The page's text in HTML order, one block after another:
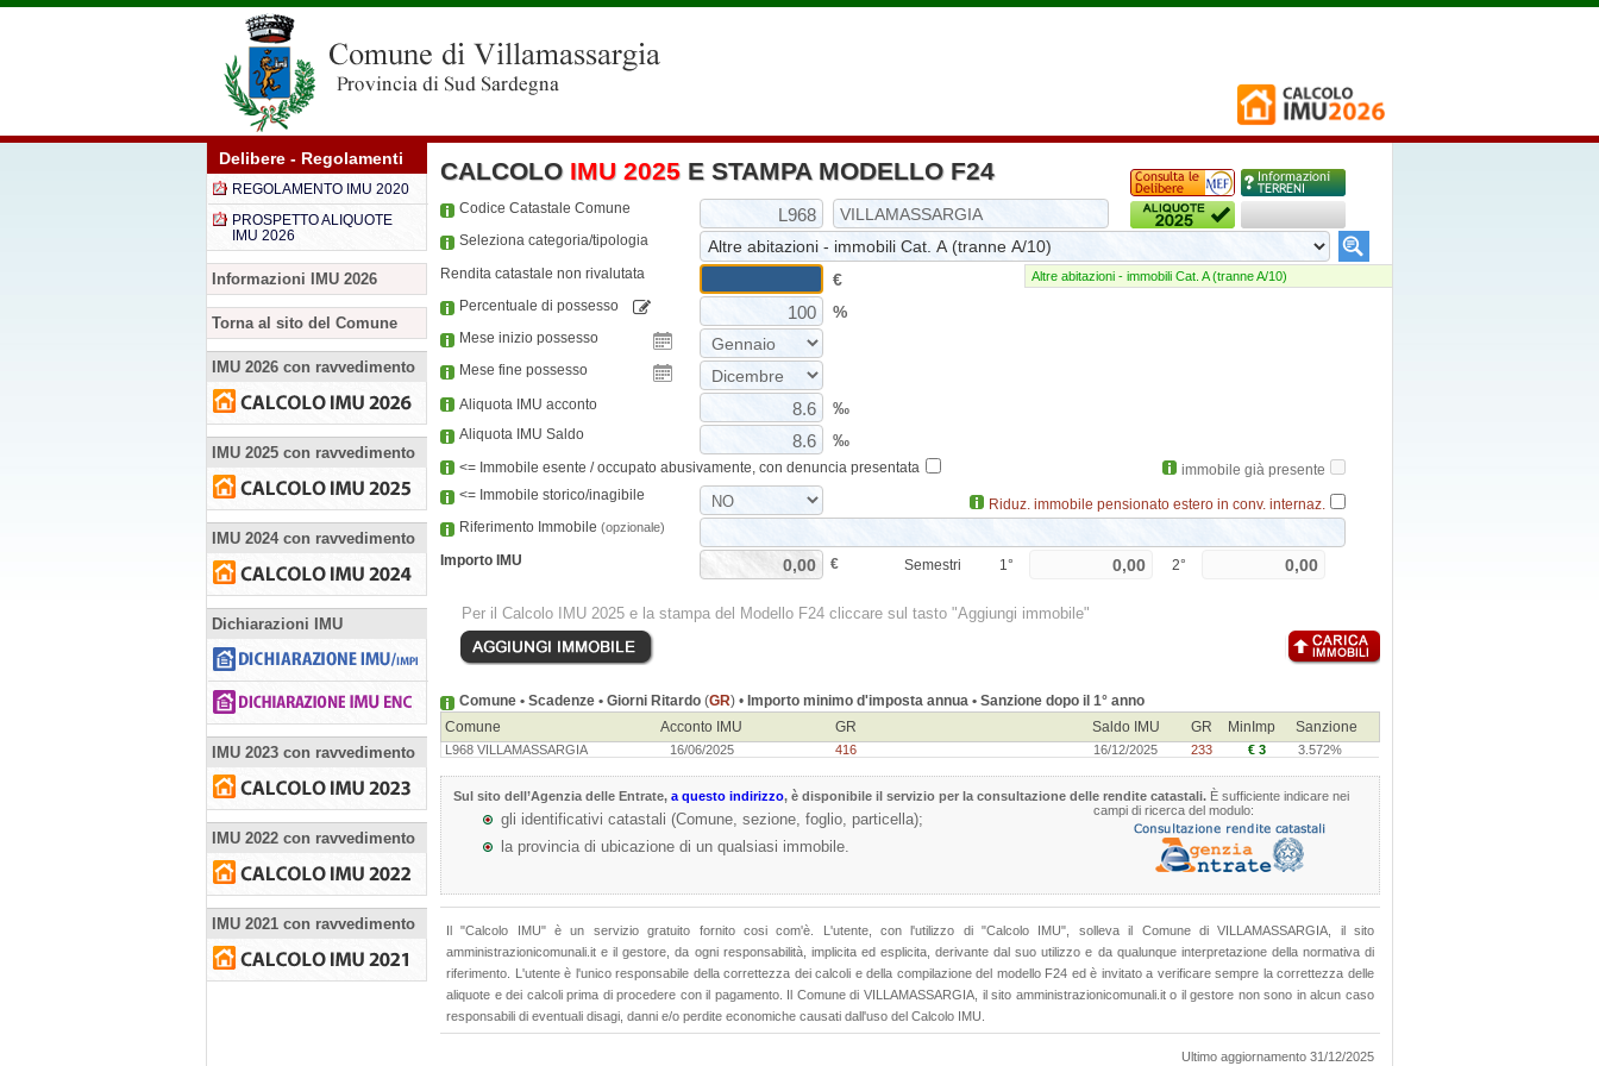
Delibere - Regolamenti
REGOLAMENTO IMU 2020
PROSPETTO ALIQUOTE
IMU 2026
Informazioni IMU 2026
Torna al sito del Comune
IMU 2026 con ravvedimento
IMU 2025 con ravvedimento
IMU 2024 con ravvedimento
Dichiarazioni IMU
IMU 2023 con ravvedimento
IMU 2022 con ravvedimento
IMU 2021 con ravvedimento
CALCOLO IMU 2025 E STAMPA MODELLO F24
Codice Catastale Comune
Seleziona categoria/tipologia
Altre abitazioni - immobili Cat. A (tranne A/10)
Rendita catastale non rivalutata €
Percentuale di possesso %
Mese inizio possesso
Mese fine possesso
Aliquota IMU acconto ‰
Aliquota IMU Saldo ‰
<= Immobile esente / occupato abusivamente, con denuncia presentata
immobile già presente
<= Immobile storico/inagibile
Riduz. immobile pensionato estero in conv. internaz.
Riferimento Immobile (opzionale)
Importo IMU € Semestri 1° 2°
Per il Calcolo IMU 2025 e la stampa del Modello F24 cliccare sul tasto "Aggiungi immobile"
Comune • Scadenze • Giorni Ritardo (GR) • Importo minimo d'imposta annua • Sanzione dopo il 1° anno
Comune
Acconto IMU GR Saldo IMU GR MinImp Sanzione
L968 VILLAMASSARGIA 16/06/2025 416 16/12/2025 233 € 3 3.572%
Sul sito dell’Agenzia delle Entrate, a questo indirizzo, è disponibile il servizio per la consultazione delle rendite catastali. È sufficiente indicare nei
campi di ricerca del modulo:
gli identificativi catastali (Comune, sezione, foglio, particella);
la provincia di ubicazione di un qualsiasi immobile.
Il "Calcolo IMU" è un servizio gratuito fornito cosi com'è. L'utente, con l'utilizzo di "Calcolo IMU", solleva il Comune di VILLAMASSARGIA, il sito
amministrazionicomunali.it e il gestore, da ogni responsabilità, implicita ed esplicita, derivante dal suo utilizzo e da qualunque interpretazione della normativa di
riferimento. L'utente è l'unico responsabile della correttezza dei calcoli e della compilazione del modello F24 ed è invitato a verificare sempre la correttezza delle
aliquote e dei calcoli prima di procedere con il pagamento. Il Comune di VILLAMASSARGIA, il sito amministrazionicomunali.it o il gestore non sono in alcun caso
responsabili di eventuali disagi, danni e/o perdite economiche causati dall'uso del Calcolo IMU.
Ultimo aggiornamento 31/12/2025